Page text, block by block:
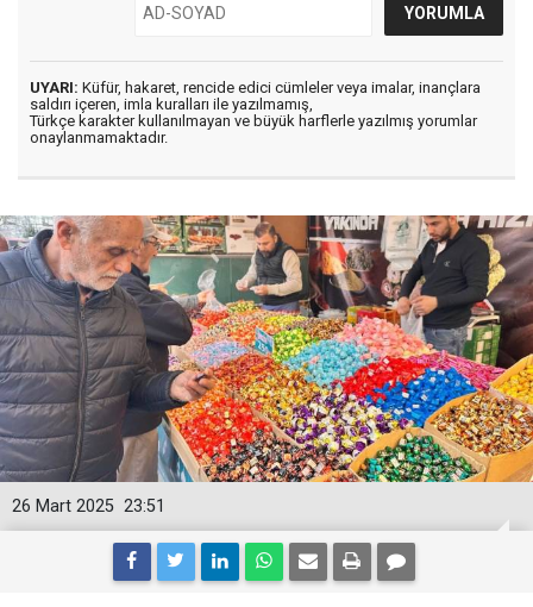
UYARI: Küfür, hakaret, rencide edici cümleler veya imalar, inançlara
saldırı içeren, imla kuralları ile yazılmamış,
Türkçe karakter kullanılmayan ve büyük harflerle yazılmış yorumlar
onaylanmamaktadır.
23:51
26 Mart 2025